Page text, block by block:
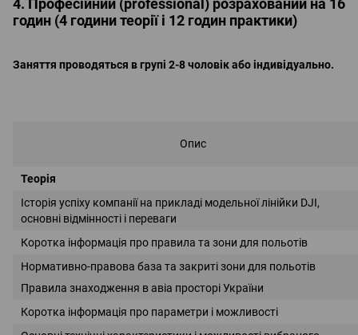
годин (4 години теорії і 12 годин практики)
Заняття проводяться в групі 2-8 чоловік або індивідуально.
Опис
Теорія
Історія успіху компанії на прикладі модельної лінійки DJI,
основні відмінності і переваги
Коротка інформація про правила та зони для польотів
Нормативно-правова база та закриті зони для польотів
Правила знаходження в авіа просторі України
Коротка інформація про параметри і можливості